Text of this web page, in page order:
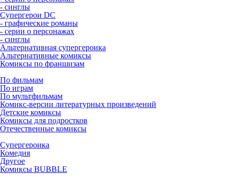
- синглы
Супергерои DC
- графические романы
- серии о персонажах
- синглы
Альтернативная супергероика
Альтернативные комиксы
Комиксы по франшизам
По фильмам
По играм
По мультфильмам
Комикс-версии литературных произведений
Детские комиксы
Комиксы для подростков
Отечественные комиксы
Супергероика
Комедия
Другое
Комиксы BUBBLE